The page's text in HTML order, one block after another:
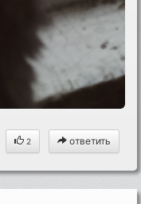
2 ответить